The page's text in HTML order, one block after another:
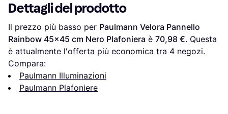
Dettagli del prodotto
Il prezzo più basso per Paulmann Velora Pannello
Rainbow 45x45 cm Nero Plafoniera è 70,98 €. Questa
è attualmente l'offerta più economica tra 4 negozi.
Compara:
Paulmann Illuminazioni
Paulmann Plafoniere